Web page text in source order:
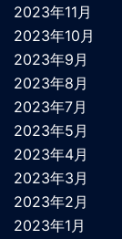
2023年11月
2023年10月
2023年9月
2023年8月
2023年7月
2023年5月
2023年4月
2023年3月
2023年2月
2023年1月